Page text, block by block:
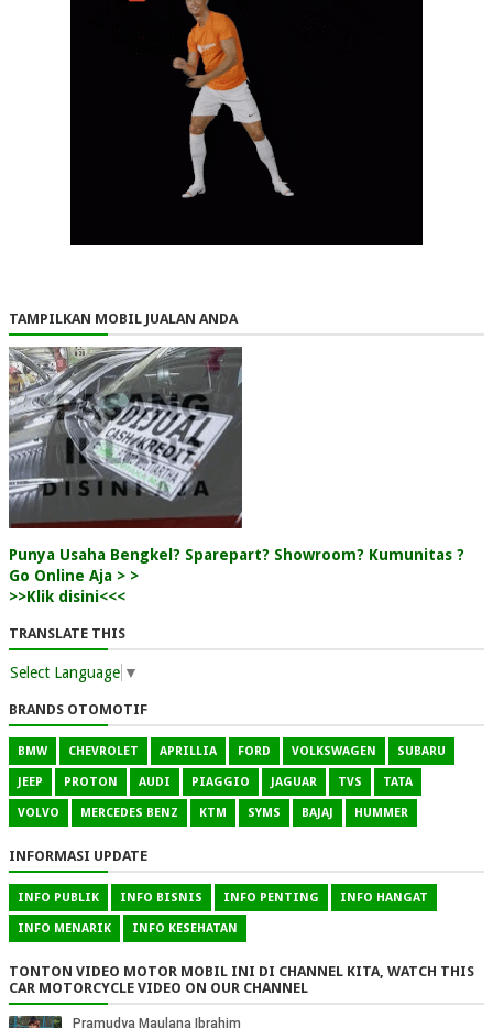
TAMPILKAN MOBIL JUALAN ANDA
Punya Usaha Bengkel? Sparepart? Showroom? Kumunitas ?
Go Online Aja > >
>>Klik disini<<<
TRANSLATE THIS
Select Language ▼
BRANDS OTOMOTIF
BMW CHEVROLET APRILLIA FORD VOLKSWAGEN SUBARU
JEEP PROTON AUDI PIAGGIO JAGUAR TVS TATA
VOLVO MERCEDES BENZ KTM SYMS BAJAJ HUMMER
INFORMASI UPDATE
INFO PUBLIK INFO BISNIS INFO PENTING INFO HANGAT
INFO MENARIK INFO KESEHATAN
TONTON VIDEO MOTOR MOBIL INI DI CHANNEL KITA, WATCH THIS
CAR MOTORCYCLE VIDEO ON OUR CHANNEL